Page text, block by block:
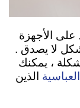
على الأجهزة
لا يصدق .
، يمكنك
الذين